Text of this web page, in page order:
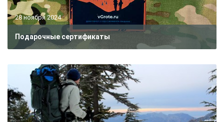
28 ноября 2024
Подарочные сертификаты